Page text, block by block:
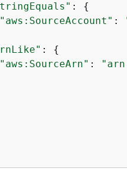
: {
"aws:SourceAccount" :
: {
"aws:SourceArn" :